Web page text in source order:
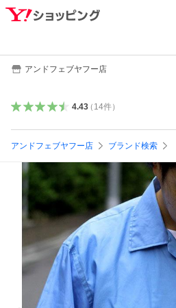
アンドフェブヤフー店
4.43（ 14件）
アンドフェブヤフー店 ブランド検索